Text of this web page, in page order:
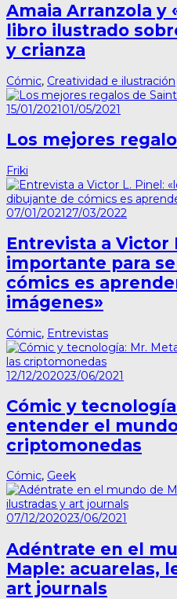
Amaia Arranzola y
libro ilustrado
y crianza
Cómic, Creatividad e ilustración
15/01/202101/05/2021
Los mejores
Friki
07/01/202127/03/2022
Entrevista a Victor
importante para
cómics es
imágenes»
Cómic, Entrevistas
12/12/202023/06/2021
Cómic y
entender el
criptomonedas
Cómic, Geek
07/12/202023/06/2021
Adéntrate en el
Maple: acuarelas,
art journals